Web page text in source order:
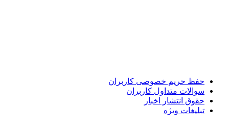
حفظ حریم خصوصی کاربران
سوالات متداول کاربران
حقوق انتشار اخبار
تبلیغات ویژه